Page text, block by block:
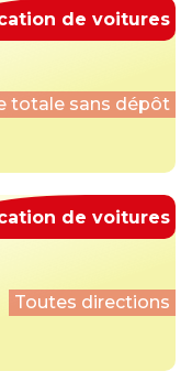
totale sans dépôt
de voitures
Toutes directions
de voitures